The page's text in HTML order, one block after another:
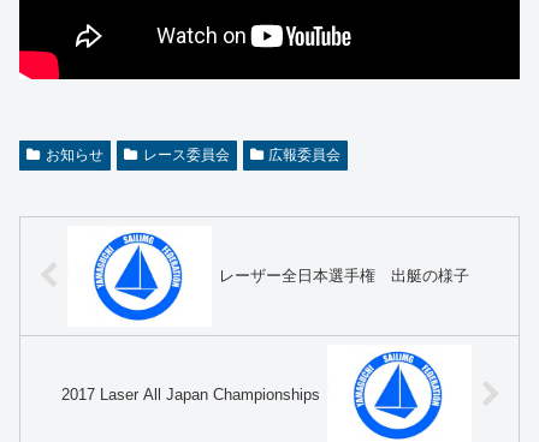
お知らせ レース委員会 広報委員会
レーザー全日本選手権 出艇の様子
2017 Laser All Japan Championships